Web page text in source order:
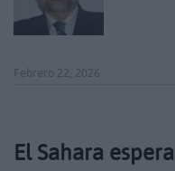
Febrero 22, 2026
El Sahara espera